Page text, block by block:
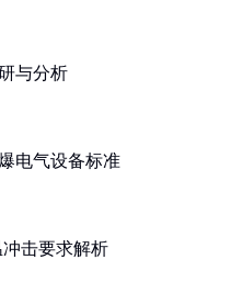
与分析
电气设备标准
击要求解析